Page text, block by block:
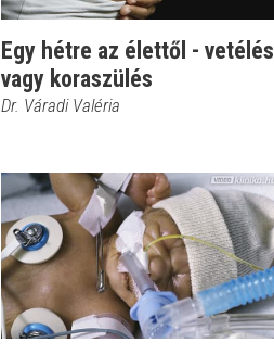
Egy hétre az élettől - vetélés
vagy koraszülés
Dr. Váradi Valéria